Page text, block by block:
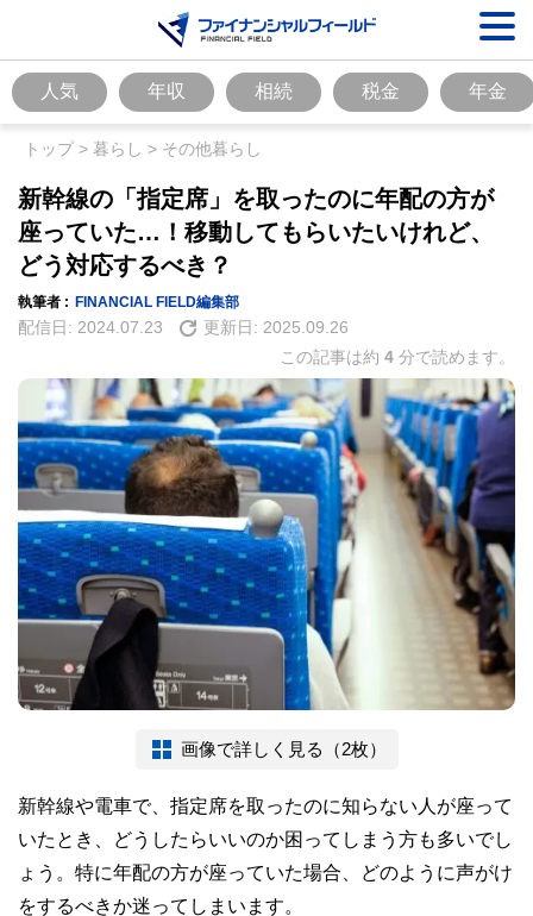
人気 年収 相続 税金 年金
トップ> 暮らし > その他暮らし
新幹線の「指定席」を取ったのに年配の方が
座っていた…！移動してもらいたいけれど、
どう対応するべき？
執筆者 : FINANCIAL FIELD編集部
配信日: 2024.07.23 更新日: 2025.09.26
この記事は約 4 分で読めます。
画像で詳しく見る（2枚）
新幹線や電車で、指定席を取ったのに知らない人が座って
いたとき、どうしたらいいのか困ってしまう方も多いでし
ょう。特に年配の方が座っていた場合、どのように声がけ
をするべきか迷ってしまいます。